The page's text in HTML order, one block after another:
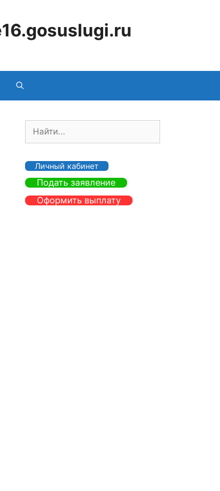
с
к
:
Личный кабинет
Подать заявление
Оформить выплату